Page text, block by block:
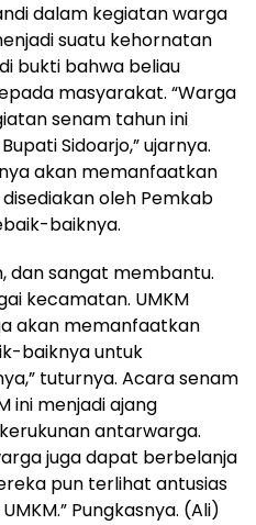
dalam kegiatan warga
suatu kehornatan
bukti bahwa beliau
masyarakat. “Warga
senam tahun ini
Sidoarjo,” ujarnya.
akan memanfaatkan
oleh Pemkab
baiknya.
dan sangat membantu.
kecamatan. UMKM
akan memanfaatkan
baiknya untuk
tuturnya. Acara senam
ini menjadi ajang
antarwarga.
juga dapat berbelanja
pun terlihat antusias
Pungkasnya. (Ali)